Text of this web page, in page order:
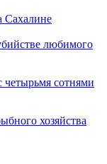
Сахалине
любимого
четырьмя сотнями
хозяйства